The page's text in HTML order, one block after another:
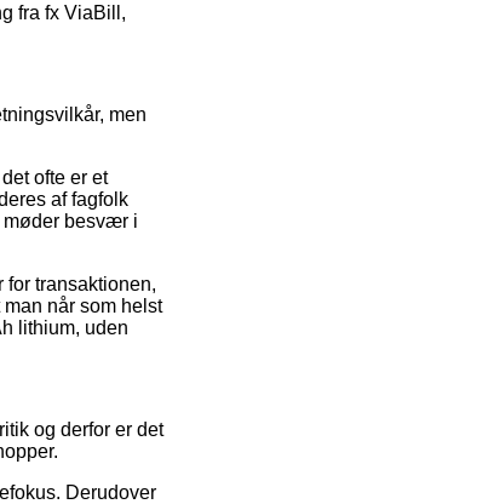
fra fx ViaBill,
men
ofte er et
af fagfolk
møder besvær i
transaktionen,
når som helst
lithium, uden
og derfor er det
Derudover